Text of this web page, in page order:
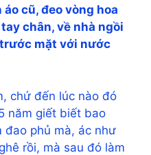
cũ, đeo vòng hoa
chân, về nhà ngồi
mặt với nước
chứ đến lúc nào đó
năm giết biết bao
đao phủ mà, ác như
rồi, mà sau đó làm